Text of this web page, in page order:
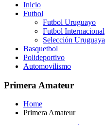
Inicio
Futbol
Futbol Uruguayo
Futbol Internacional
Selección Uruguaya
Basquetbol
Polideportivo
Automovilismo
Primera Amateur
Home
Primera Amateur